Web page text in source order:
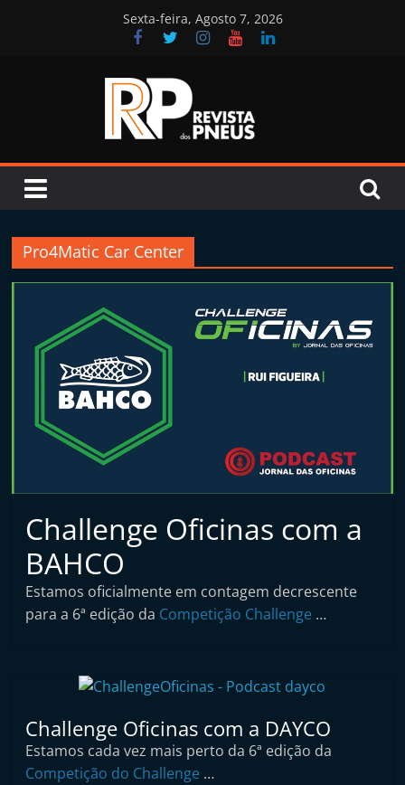
Sexta-feira, Agosto 7, 2026
Revista
Pneus
R
e
i
s
t
i
n
e
p
e
n
n
e
d
Pro4Matic Car Center
Challenge Oficinas com a
BAHCO
Estamos oficialmente em contagem decrescente
para a 6ª edição da Competição Challenge …
Challenge Oficinas com a DAYCO
Estamos cada vez mais perto da 6ª edição da
Competição do Challenge …